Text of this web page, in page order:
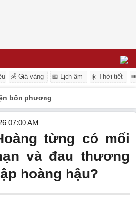
💰 Giá vàng 📅 Lịch âm ☀️ Thời tiết
bốn phương
07:00 AM
từng có mối
và đau thương
hoàng hậu?